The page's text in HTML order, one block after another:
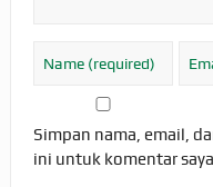
Simpan nama, email,
ini untuk komentar